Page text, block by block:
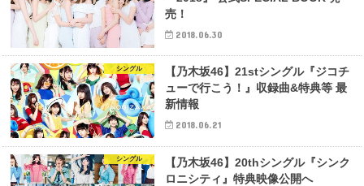
売！
2018.06.30
シングル
【乃木坂46】21stシングル『ジコチ
ューで行こう！』収録曲&特典等 最
新情報
2018.06.21
シングル
【乃木坂46】20thシングル『シンク
ロニシティ』特典映像公開へ